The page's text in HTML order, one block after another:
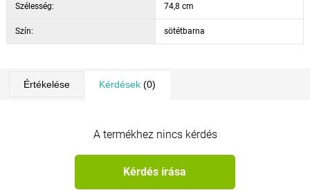
Szélesség: 74,8 cm
Szín: sötétbarna
Értékelése Kérdések(0)
A termékhez nincs kérdés
Kérdés írása